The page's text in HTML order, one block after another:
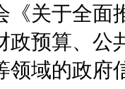
《关于全面
政预算、公
领域的政府